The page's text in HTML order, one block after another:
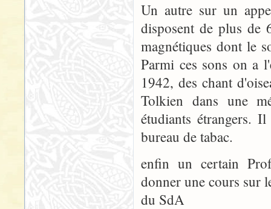
Un autre sur un
disposent de plus de
magnétiques dont le
Parmi ces sons on a
1942, des chant
Tolkien dans une
étudiants étrangers.
bureau de tabac.
enfin un certain
donner une cours sur
du SdA